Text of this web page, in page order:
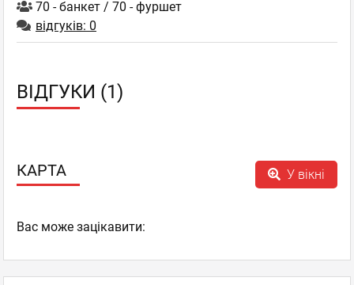
70 - банкет / 70 - фуршет
відгуків: 0
ВІДГУКИ (1)
КАРТА У вікні
Вас може зацікавити: